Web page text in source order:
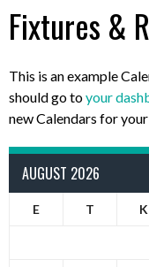
Fixtures &
This is an example
should go toyour
new Calendars for
AUGUST 2026
E T K